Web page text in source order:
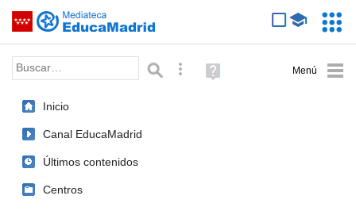
Saltar navegación
Palabra o frase: Búsqueda avanzada
Ayuda
(en
Inicio
Canal EducaMadrid
Últimos contenidos
Centros